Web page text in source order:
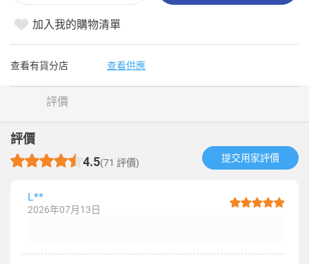
加入我的購物清單
查看有貨分店 查看供應
評價
評價
4.5(71 評價) 提交用家評價​
L**
2026年07月13日